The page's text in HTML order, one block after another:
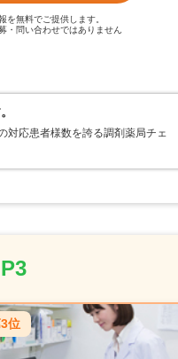
を無料でご提供します。
・問い合わせではありません
対応患者様数を誇る調剤薬局チェ
位